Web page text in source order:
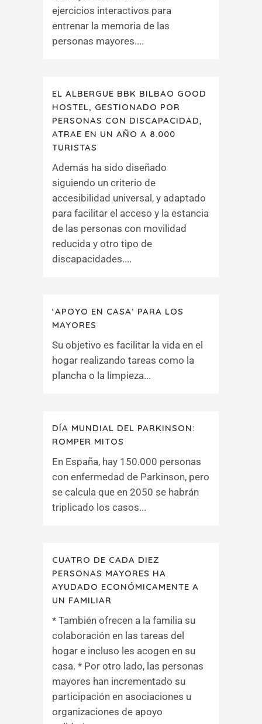
ejercicios interactivos para
entrenar la memoria de las
personas mayores....
EL ALBERGUE BBK BILBAO GOOD
HOSTEL, GESTIONADO POR
PERSONAS CON DISCAPACIDAD,
ATRAE EN UN AÑO A 8.000
TURISTAS
Además ha sido diseñado
siguiendo un criterio de
accesibilidad universal, y adaptado
para facilitar el acceso y la estancia
de las personas con movilidad
reducida y otro tipo de
discapacidades....
‘APOYO EN CASA’ PARA LOS
MAYORES
Su objetivo es facilitar la vida en el
hogar realizando tareas como la
plancha o la limpieza...
DÍA MUNDIAL DEL PARKINSON:
ROMPER MITOS
En España, hay 150.000 personas
con enfermedad de Parkinson, pero
se calcula que en 2050 se habrán
triplicado los casos...
CUATRO DE CADA DIEZ
PERSONAS MAYORES HA
AYUDADO ECONÓMICAMENTE A
UN FAMILIAR
* También ofrecen a la familia su
colaboración en las tareas del
hogar e incluso les acogen en su
casa. * Por otro lado, las personas
mayores han incrementado su
participación en asociaciones u
organizaciones de apoyo